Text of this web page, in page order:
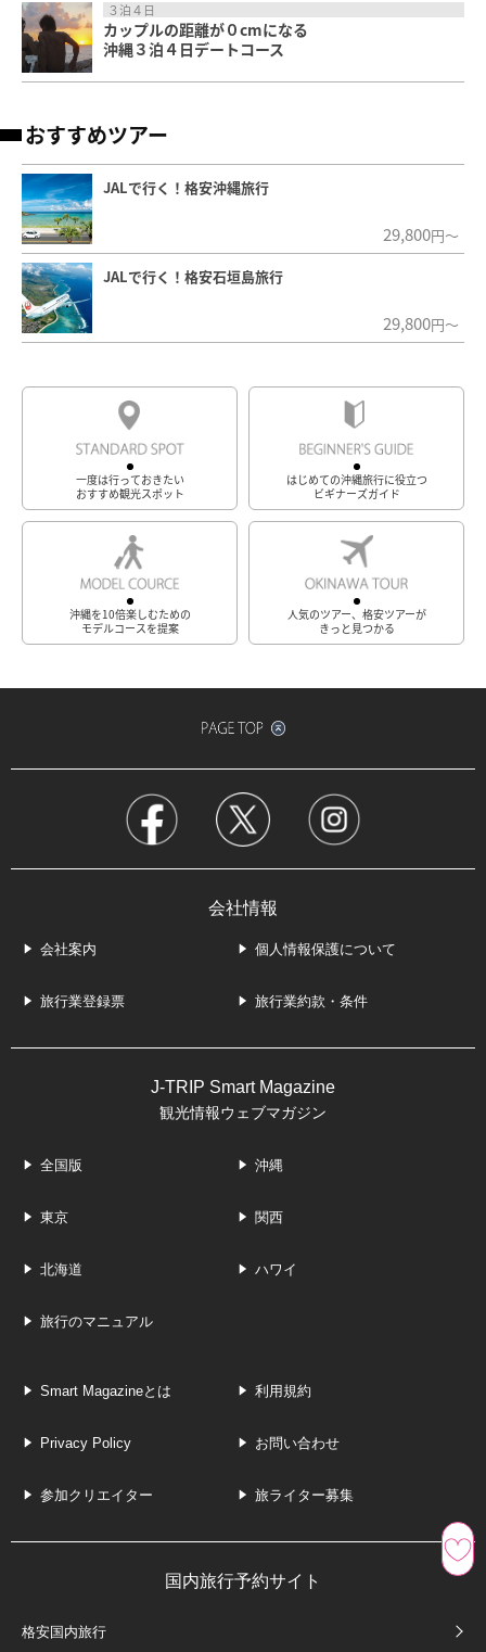
３泊４日
カップルの距離が０cmになる
沖縄３泊４日デートコース
おすすめツアー
JALで行く！格安沖縄旅行
29,800円～
JALで行く！格安石垣島旅行
29,800円～
一度は行っておきたい
おすすめ観光スポット
はじめての沖縄旅行に役立つ
ビギナーズガイド
沖縄を10倍楽しむための
モデルコースを提案
人気のツアー、格安ツアーが
きっと見つかる
会社情報
会社案内 個人情報保護について
旅行業登録票 旅行業約款・条件
J-TRIP Smart Magazine
観光情報ウェブマガジン
全国版 沖縄
東京 関西
北海道 ハワイ
旅行のマニュアル
Smart Magazineとは 利用規約
Privacy Policy お問い合わせ
参加クリエイター 旅ライター募集
国内旅行予約サイト
格安国内旅行